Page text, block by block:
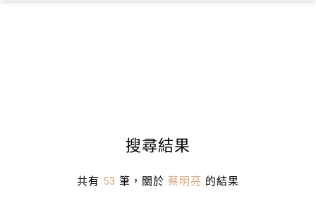
搜尋結果
共有 53 筆，關於 蔡明亮 的結果